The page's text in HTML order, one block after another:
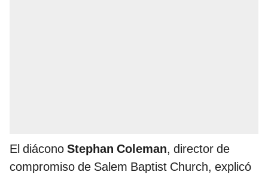
El diácono Stephan Coleman, director de
compromiso de Salem Baptist Church, explicó